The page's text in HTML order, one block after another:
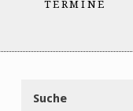
TERMINE
Suche